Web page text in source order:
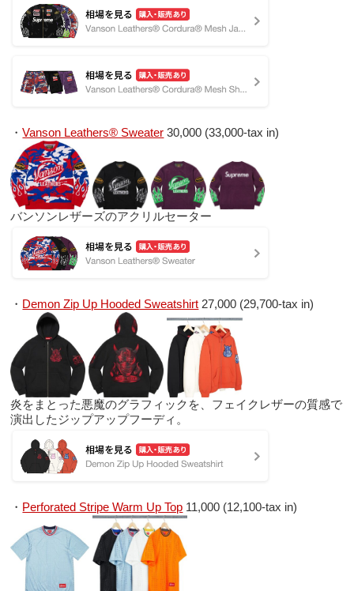
・Vanson Leathers® Sweater 30,000 (33,000-tax in)
バンソンレザーズのアクリルセーター
・ Demon Zip Up Hooded Sweatshirt 27,000 (29,700-tax in)
炎をまとった悪魔のグラフィックを、フェイクレザーの質感で
演出したジップアップフーディ。
・ Perforated Stripe Warm Up Top 11,000 (12,100-tax in)